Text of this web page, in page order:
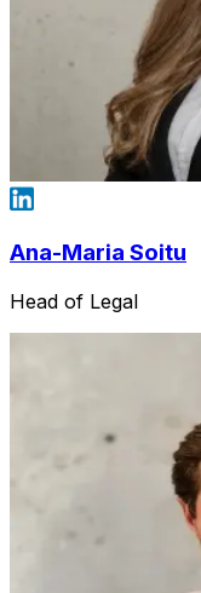
Ana-Maria Soitu
Head of Legal